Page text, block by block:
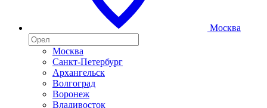
Москва
Москва
Санкт-Петербург
Архангельск
Волгоград
Воронеж
Владивосток